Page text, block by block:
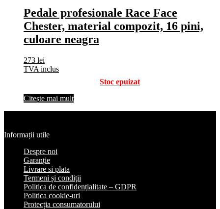
Pedale profesionale Race Face
Chester, material compozit, 16 pini,
culoare neagra
273 lei
TVA inclus
Stoc epuizat
Citește mai mult
Informații utile
Despre noi
Garanție
Livrare si plata
Termeni și condiții
Politica de confidențialitate – GDPR
Politica cookie-uri
Protecția consumatorului